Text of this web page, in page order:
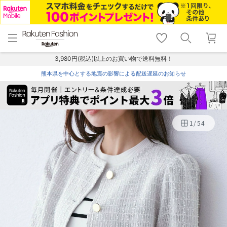
menu home
トップ
shopping_cart lock_outline
ログイン
3,980円(税込)以上のお買い物で送料無料！
熊本県を中心とする地震の影響による配送遅延のお知らせ
1/54